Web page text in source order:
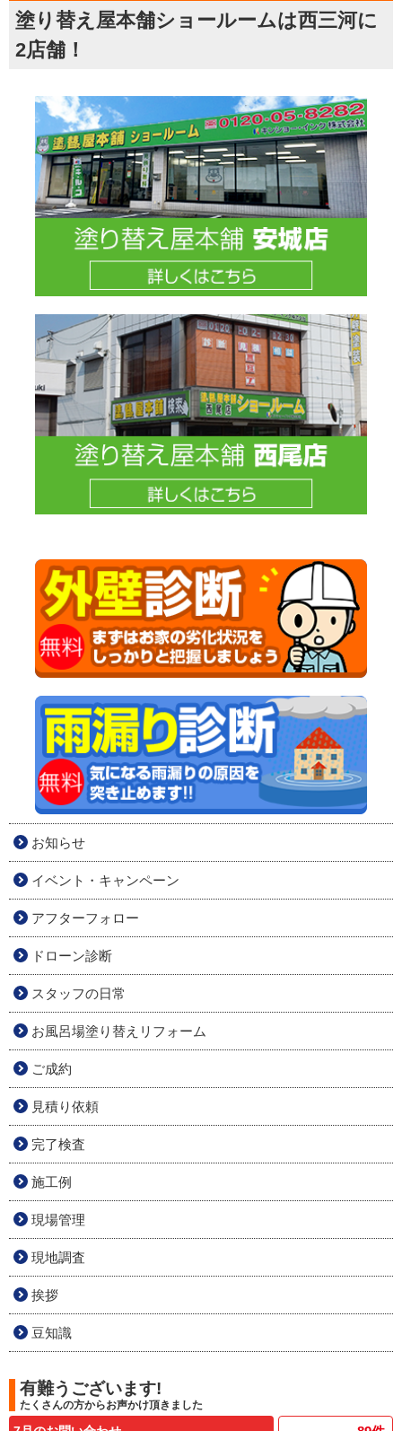
塗り替え屋本舗ショールームは西三河に
2店舗！
お知らせ
イベント・キャンペーン
アフターフォロー
ドローン診断
スタッフの日常
お風呂場塗り替えリフォーム
ご成約
見積り依頼
完了検査
施工例
現場管理
現地調査
挨拶
豆知識
有難うございます!
たくさんの方からお声かけ頂きました